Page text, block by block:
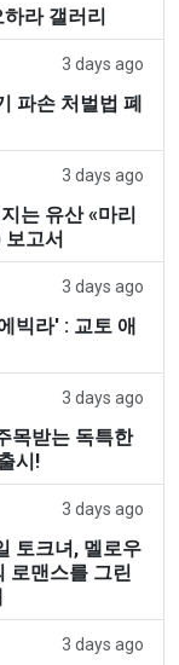
라 갤러리
3 days ago
파손 처벌법 폐
3 days ago
는 유산 «마리
고서
3 days ago
빅라' : 교토 애
3 days ago
목받는 독특한
시!
3 days ago
토크녀, 멜로우
로맨스를 그린
3 days ago